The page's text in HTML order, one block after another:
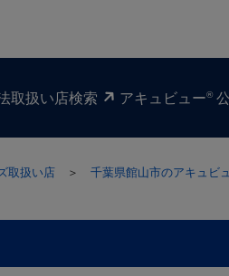
取扱い​店検索 アキュビュー®
取扱い店 ＞ 千葉県館山市のアキュビ